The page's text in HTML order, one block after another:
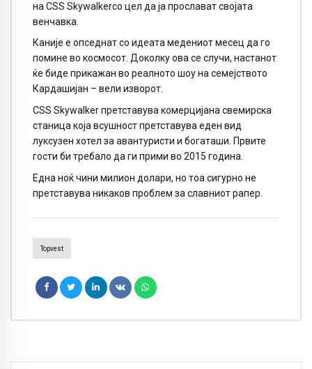
на CSS Skywalkerсо цел да ја прослават својата
венчавка.
Каније е опседнат со идеата медениот месец да го
помине во космосот. Доколку ова се случи, настанот
ќе биде прикажан во реалното шоу на семејството
Кардашијан – вели изворот.
CSS Skywalkerпретставува комерцијана свемирска
станица која всушност претставува еден вид
луксузен хотел за авантуристи и богаташи. Првите
гости би требало да ги прими во 2015 година.
Една ноќ чини милион долари, но тоа сигурно не
претставува никаков проблем за славниот рапер.
Topvest